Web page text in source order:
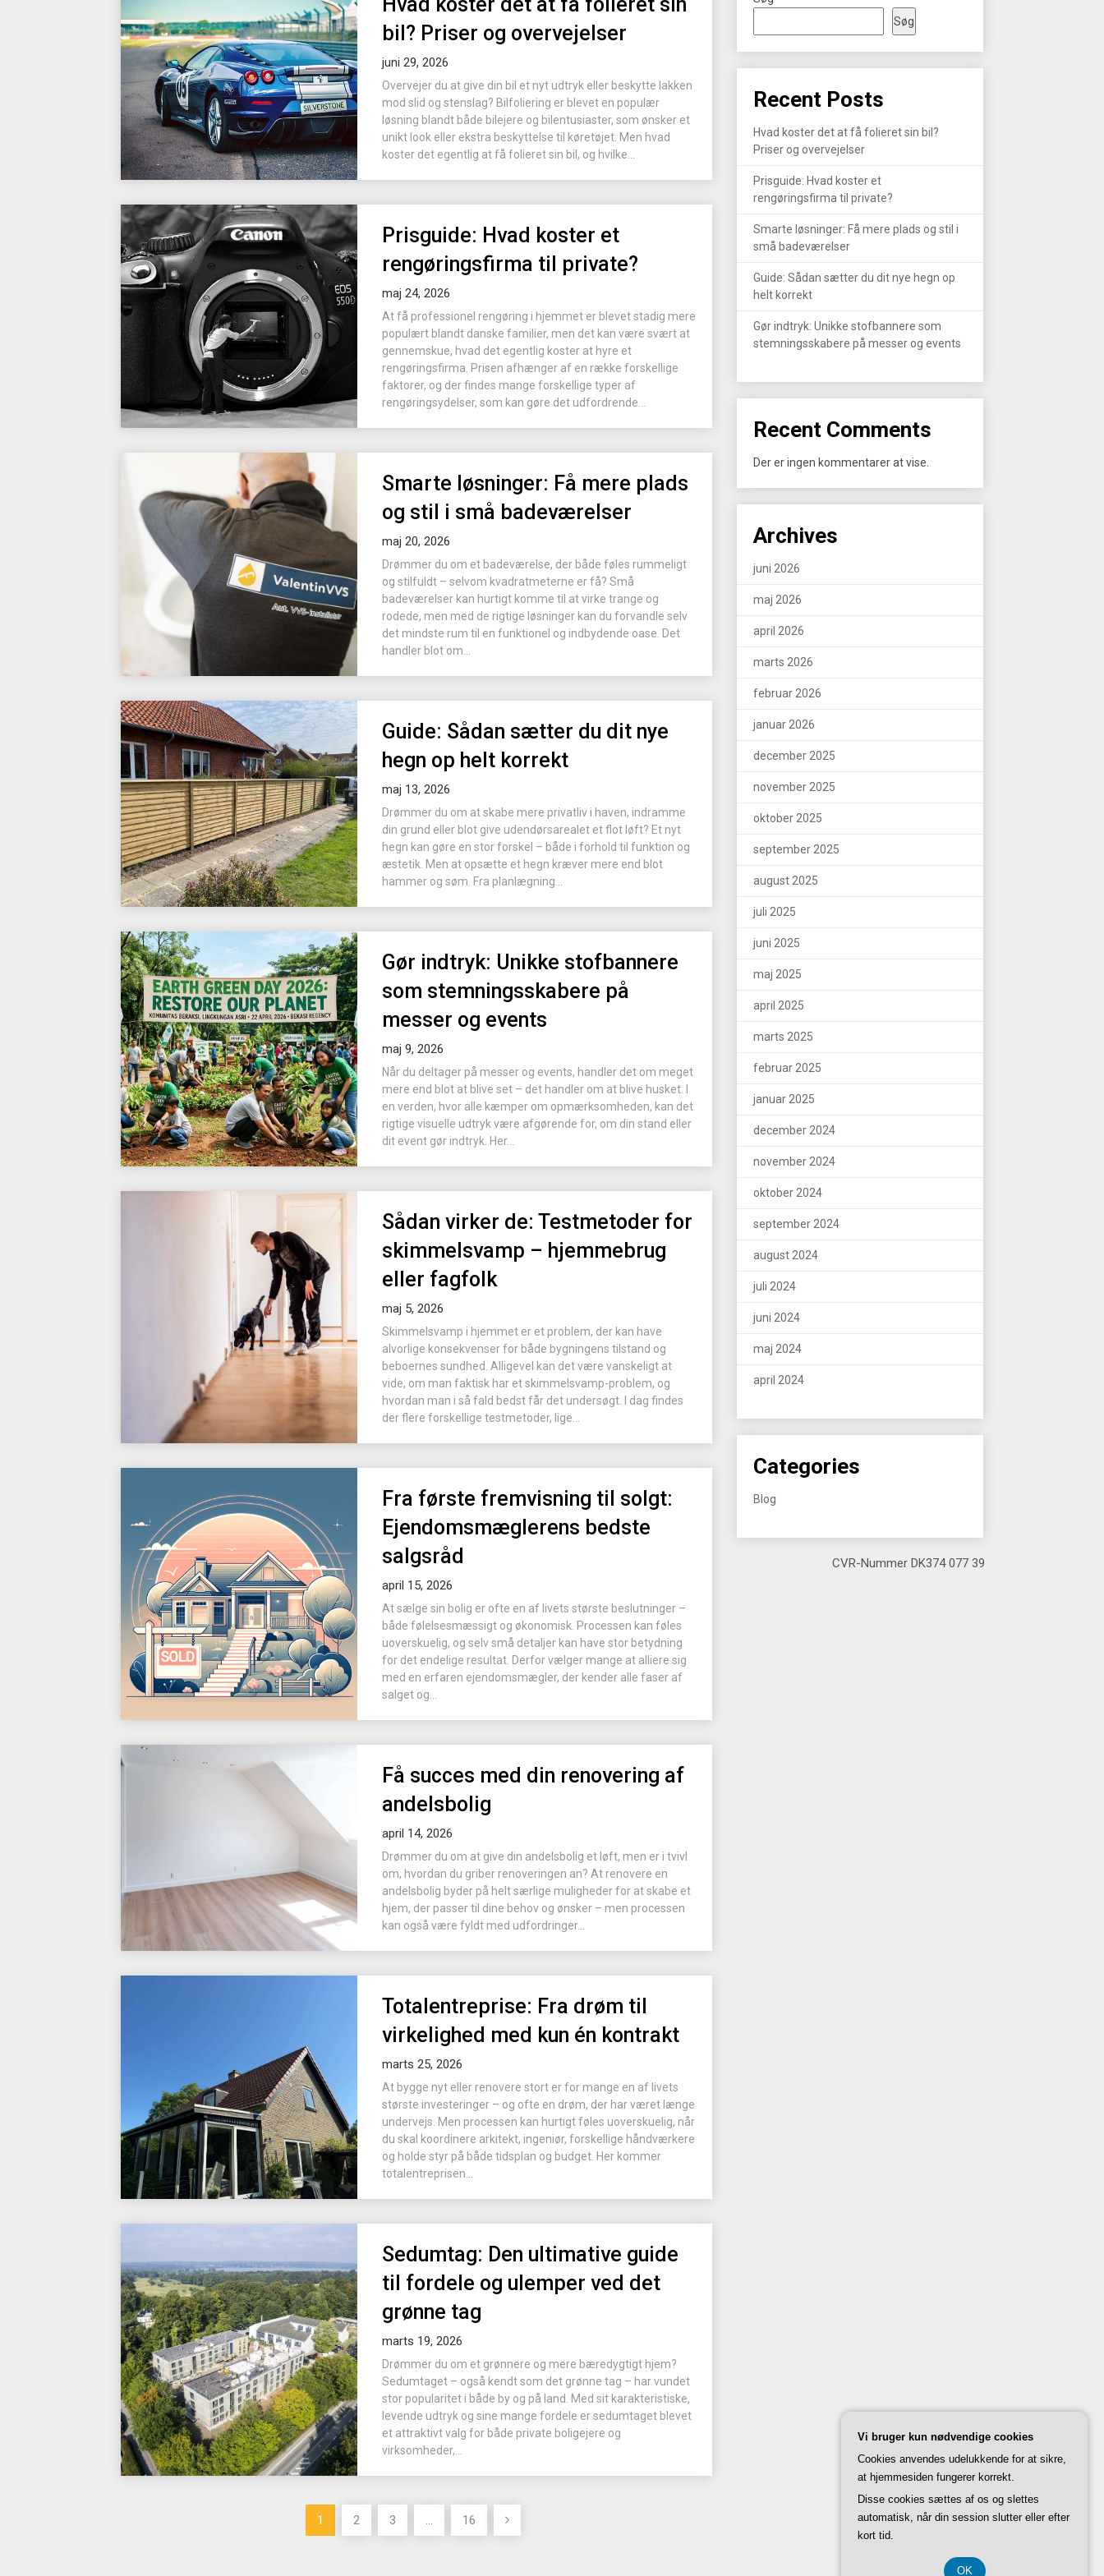
bil? Priser og overvejelser
juni 29, 2026
Overvejer du at give din bil et nyt udtryk eller beskytte lakken
mod slid og stenslag? Bilfoliering er blevet en populær
løsning blandt både bilejere og bilentusiaster, som ønsker et
unikt look eller ekstra beskyttelse til køretøjet. Men hvad
koster det egentlig at få folieret sin bil, og hvilke...
Prisguide: Hvad koster et
rengøringsfirma til private?
maj 24, 2026
At få professionel rengøring i hjemmet er blevet stadig mere
populært blandt danske familier, men det kan være svært at
gennemskue, hvad det egentlig koster at hyre et
rengøringsfirma. Prisen afhænger af en række forskellige
faktorer, og der findes mange forskellige typer af
rengøringsydelser, som kan gøre det udfordrende...
Smarte løsninger: Få mere plads
og stil i små badeværelser
maj 20, 2026
Drømmer du om et badeværelse, der både føles rummeligt
og stilfuldt – selvom kvadratmeterne er få? Små
badeværelser kan hurtigt komme til at virke trange og
rodede, men med de rigtige løsninger kan du forvandle selv
det mindste rum til en funktionel og indbydende oase. Det
handler blot om...
Guide: Sådan sætter du dit nye
hegn op helt korrekt
maj 13, 2026
Drømmer du om at skabe mere privatliv i haven, indramme
din grund eller blot give udendørsarealet et flot løft? Et nyt
hegn kan gøre en stor forskel – både i forhold til funktion og
æstetik. Men at opsætte et hegn kræver mere end blot
hammer og søm. Fra planlægning...
Gør indtryk: Unikke stofbannere
som stemningsskabere på
messer og events
maj 9, 2026
Når du deltager på messer og events, handler det om meget
mere end blot at blive set – det handler om at blive husket. I
en verden, hvor alle kæmper om opmærksomheden, kan det
rigtige visuelle udtryk være afgørende for, om din stand eller
dit event gør indtryk. Her...
Sådan virker de: Testmetoder for
skimmelsvamp – hjemmebrug
eller fagfolk
maj 5, 2026
Skimmelsvamp i hjemmet er et problem, der kan have
alvorlige konsekvenser for både bygningens tilstand og
beboernes sundhed. Alligevel kan det være vanskeligt at
vide, om man faktisk har et skimmelsvamp-problem, og
hvordan man i så fald bedst får det undersøgt. I dag findes
der flere forskellige testmetoder, lige...
Fra første fremvisning til solgt:
Ejendomsmæglerens bedste
salgsråd
april 15, 2026
At sælge sin bolig er ofte en af livets største beslutninger –
både følelsesmæssigt og økonomisk. Processen kan føles
uoverskuelig, og selv små detaljer kan have stor betydning
for det endelige resultat. Derfor vælger mange at alliere sig
med en erfaren ejendomsmægler, der kender alle faser af
salget og...
Få succes med din renovering af
andelsbolig
april 14, 2026
Drømmer du om at give din andelsbolig et løft, men er i tvivl
om, hvordan du griber renoveringen an? At renovere en
andelsbolig byder på helt særlige muligheder for at skabe et
hjem, der passer til dine behov og ønsker – men processen
kan også være fyldt med udfordringer...
Totalentreprise: Fra drøm til
virkelighed med kun én kontrakt
marts 25, 2026
At bygge nyt eller renovere stort er for mange en af livets
største investeringer – og ofte en drøm, der har været længe
undervejs. Men processen kan hurtigt føles uoverskuelig, når
du skal koordinere arkitekt, ingeniør, forskellige håndværkere
og holde styr på både tidsplan og budget. Her kommer
totalentreprisen...
Sedumtag: Den ultimative guide
til fordele og ulemper ved det
grønne tag
marts 19, 2026
Drømmer du om et grønnere og mere bæredygtigt hjem?
Sedumtaget – også kendt som det grønne tag – har vundet
stor popularitet i både by og på land. Med sit karakteristiske,
levende udtryk og sine mange fordele er sedumtaget blevet
et attraktivt valg for både private boligejere og
virksomheder,...
1 2 3 … 16
Søg
Recent Posts
Hvad koster det at få folieret sin bil?
Priser og overvejelser
Prisguide: Hvad koster et
rengøringsfirma til private?
Smarte løsninger: Få mere plads og stil i
små badeværelser
Guide: Sådan sætter du dit nye hegn op
helt korrekt
Gør indtryk: Unikke stofbannere som
stemningsskabere på messer og events
Recent Comments
Der er ingen kommentarer at vise.
Archives
juni 2026
maj 2026
april 2026
marts 2026
februar 2026
januar 2026
december 2025
november 2025
oktober 2025
september 2025
august 2025
juli 2025
juni 2025
maj 2025
april 2025
marts 2025
februar 2025
januar 2025
december 2024
november 2024
oktober 2024
september 2024
august 2024
juli 2024
juni 2024
maj 2024
april 2024
Categories
Blog
CVR-Nummer DK374 077 39
Vi bruger kun nødvendige cookies
Cookies anvendes udelukkende for at sikre,
at hjemmesiden fungerer korrekt.
Disse cookies sættes af os og slettes
automatisk, når din session slutter eller efter
kort tid.
OK